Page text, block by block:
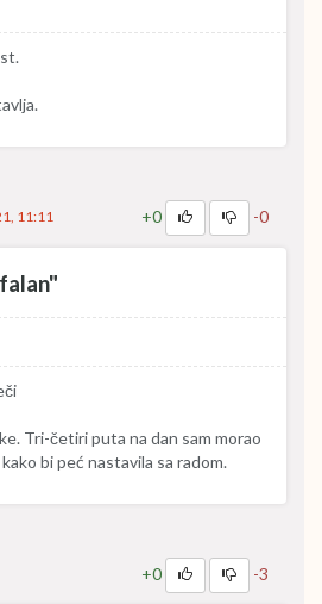
11:11 +0 -0
Tri-četiri puta na dan sam morao
bi peć nastavila sa radom.
+0 -3